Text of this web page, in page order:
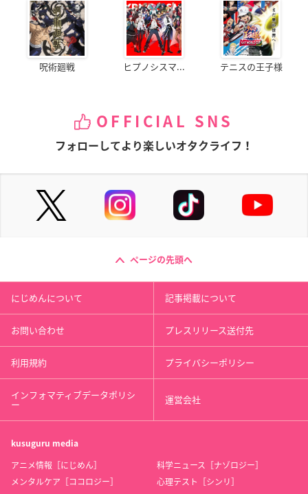
呪術廻戦 ヒプノシスマ... テニスの王子様
OFFICIAL SNS
フォローしてより楽しいオタクライフ！
ページの先頭へ
にじめんについて 記事掲載について
お問い合わせ プレスリリース送付先
利用規約 プライバシーポリシー
インフォマティブデータポリシ
ー 運営会社
kusuguru media
アニメ情報［にじめん］
科学ニュース［ナゾロジー］
メンタルケア［ココロジー］
心理テスト［シンリ］